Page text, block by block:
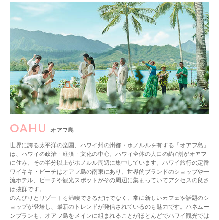
OAHU オアフ島
世界に誇る太平洋の楽園、ハワイ州の州都・ホノルルを有する『オアフ島』
は、ハワイの政治・経済・文化の中心。ハワイ全体の人口の約7割がオアフ
に住み、その半分以上がホノルル周辺に集中しています。ハワイ旅行の定番
ワイキキ・ビーチはオアフ島の南東にあり、世界的ブランドのショップや一
流ホテル、ビーチや観光スポットがその周辺に集まっていてアクセスの良さ
は抜群です。
のんびりとリゾートを満喫できるだけでなく、常に新しいカフェや話題のシ
ョップが登場し、最新のトレンドが発信されているのも魅力です。ハネムー
ンプランも、オアフ島をメインに組まれることがほとんどでハワイ観光では